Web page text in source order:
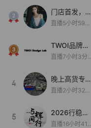
门店首发，秋
款大上新！！
直播5小时59分
TWOI品牌直
播间新款上
直播7小时3分5
4
晚上高货专场
大放漏
直播2小时32分
5
2026行稳致
远
直播16小时41